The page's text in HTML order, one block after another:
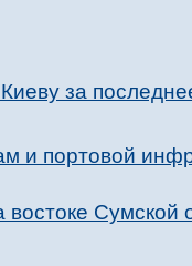
за
и портовой
Сумской